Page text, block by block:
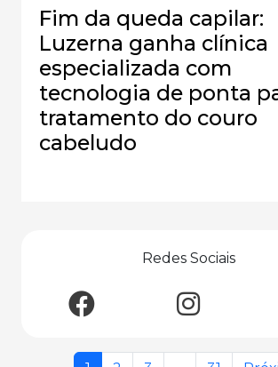
Fim da queda capilar:
Luzerna ganha clínica
especializada com
tecnologia de ponta
tratamento do couro
cabeludo
Redes Sociais